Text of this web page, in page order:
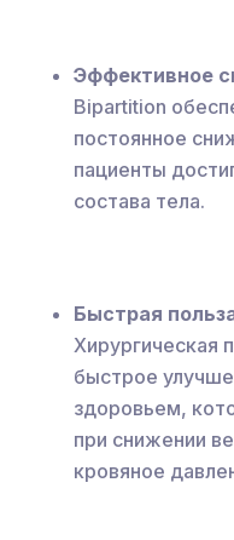
Эффективное
Bipartition
постоянное
пациенты
состава тела.
Быстрая
Хирургическая
быстрое
здоровьем,
при снижении
кровяное